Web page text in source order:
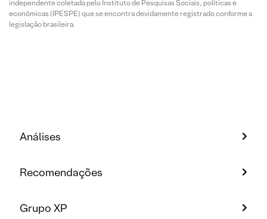
independente coletada pelo Instituto de Pesquisas Sociais, políticas e
econômicas (IPESPE) que se encontra devidamente registrado conforme a
legislação brasileira.
Análises
Recomendações
Grupo XP